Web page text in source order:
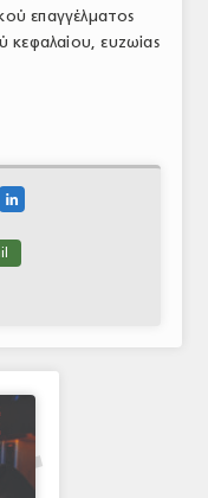
επαγγέλματος
κεφαλαίου, ευζωίας
